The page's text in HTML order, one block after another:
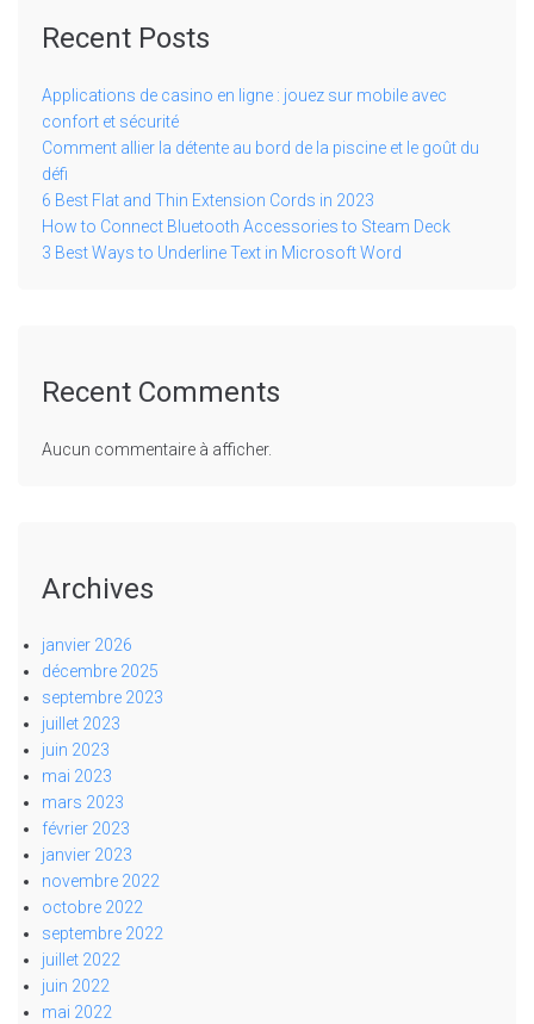
Recent Posts
Applications de casino en ligne : jouez sur mobile avec
confort et sécurité
Comment allier la détente au bord de la piscine et le goût du
défi
6 Best Flat and Thin Extension Cords in 2023
How to Connect Bluetooth Accessories to Steam Deck
3 Best Ways to Underline Text in Microsoft Word
Recent Comments
Aucun commentaire à afficher.
Archives
janvier 2026
décembre 2025
septembre 2023
juillet 2023
juin 2023
mai 2023
mars 2023
février 2023
janvier 2023
novembre 2022
octobre 2022
septembre 2022
juillet 2022
juin 2022
mai 2022